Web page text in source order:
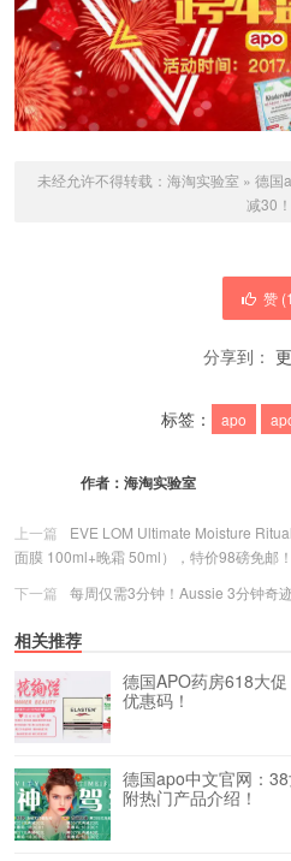
未经允许不得转载： 海淘实验室 » 德国
减30！
赞 (1
分享到：
标签： apo
作者： 海淘实验室
上一篇
EVE LOM Ultimate Moisture
面膜 100ml+晚霜 50ml），特价98磅免邮！
下一篇
每周仅需3分钟！Aussie 3分钟奇
相关推荐
德国APO药房618大
优惠码！
德国apo中文官网：
附热门产品介绍！